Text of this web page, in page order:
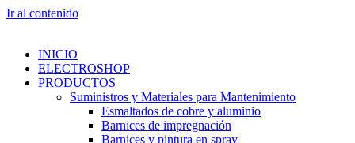
Ir al contenido
INICIO
ELECTROSHOP
PRODUCTOS
Suministros y Materiales para Mantenimiento
Esmaltados de cobre y aluminio
Barnices de impregnación
Barnices y pintura en spray